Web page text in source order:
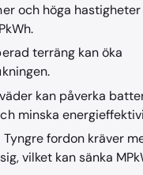
och höga
terräng kan öka
kan påverka
minska
Tyngre fordon kräver
vilket kan sänka